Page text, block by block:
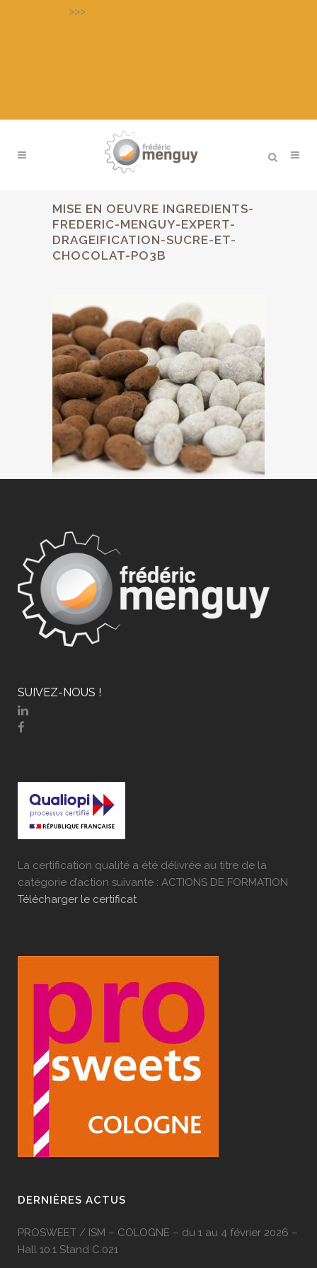
>>>
MISE EN OEUVRE INGREDIENTS-
FREDERIC-MENGUY-EXPERT-
DRAGEIFICATION-SUCRE-ET-
CHOCOLAT-PO3B
SUIVEZ-NOUS !
La certification qualité a été délivrée au titre de la
catégorie d’action suivante : ACTIONS DE FORMATION
Télécharger le certificat
DERNIÈRES ACTUS
PROSWEET / ISM – COLOGNE – du 1 au 4 février 2026 –
Hall 10.1 Stand C.021